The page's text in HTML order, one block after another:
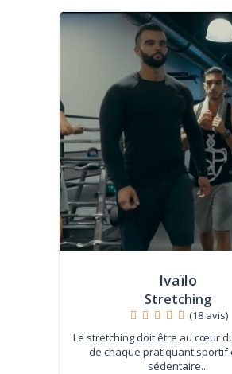
Ivaïlo
Stretching
(18 avis)
Le stretching doit être au cœur
de chaque pratiquant sportif
sédentaire...